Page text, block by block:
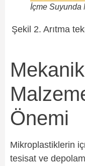
İçme Suyunda
Şekil 2. Arıtma
Önemi
Mikroplastiklerin
tesisat ve